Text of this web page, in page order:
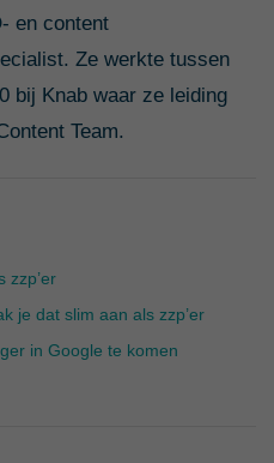
en content
Ze werkte tussen
bij Knab waar ze leiding
Team.
zzp’er
je dat slim aan als zzp’er
in Google te komen